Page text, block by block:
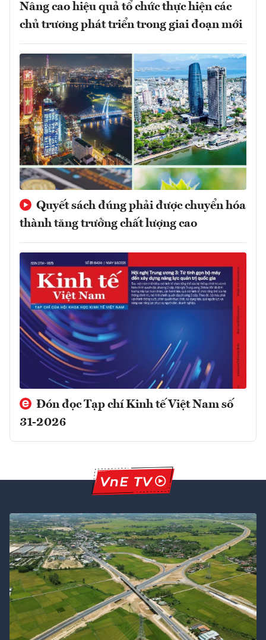
Nâng cao hiệu quả tổ chức thực hiện các
chủ trương phát triển trong giai đoạn mới
Quyết sách đúng phải được chuyển hóa
thành tăng trưởng chất lượng cao
Đón đọc Tạp chí Kinh tế Việt Nam số
31-2026